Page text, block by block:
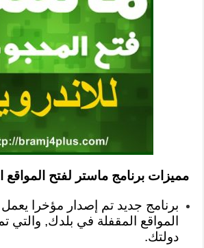
مميزات برنامج ماستر لفتح
برنامج جديد تم إصدار مؤخرا
المواقع المقفلة في بلدك, والتي
دولتك.